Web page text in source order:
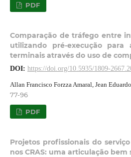
PDF
Comparação de tráfego entre
utilizando pré-execução para
terminais através do uso de
DOI: https://doi.org/10.5935/1809-
Allan Francisco Forzza Amaral, Jean
77-96
PDF
Projetos profissionais do
nos CRAS: uma articulação bem